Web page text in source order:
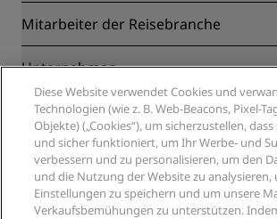
Radisson Rewards
Blog
Neue und aufstrebende Hotels
Radisson Hotels APP
„Sports Approved“-Hotels
Familienfreundliche Hotels
Gesundheit & Sicherheit
Mitarbeiter der Reisebranche
Partner
Unternehmen
Radisson Hotel Group
Medien
Karriere RHG
Karriere PPHE
Karrieren EHL
The Club by RHG
Rechtliches
Privacy Centre
Rechtliche Hinweise
Radisson Rewards Geschäftsbedingungen
Website-Nutzungsvereinbarung
Hilfe
Verbrauchermeldungen
Kontakt
Soziale Medien
Diese Website verwendet Cookies und
Technologien (wie z. B. Web-Beacons, Pixel-
Objekte) („Cookies“), um sicherzustellen,
und sicher funktioniert, um Ihr Werbe- und
verbessern und zu personalisieren, um den
und die Nutzung der Website zu analysieren,
Einstellungen zu speichern und um unsere
Verkaufsbemühungen zu unterstützen.